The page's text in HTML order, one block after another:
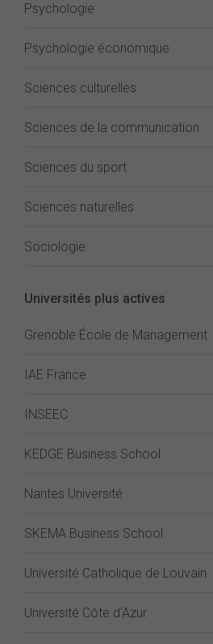
Psychologie
Psychologie économique
Sciences culturelles
Sciences de la communication
Sciences du sport
Sciences naturelles
Sociologie
Universités plus actives
Grenoble École de Management
IAE France
INSEEC
KEDGE Business School
Nantes Université
SKEMA Business School
Université Catholique de Louvain
Université Côte d'Azur